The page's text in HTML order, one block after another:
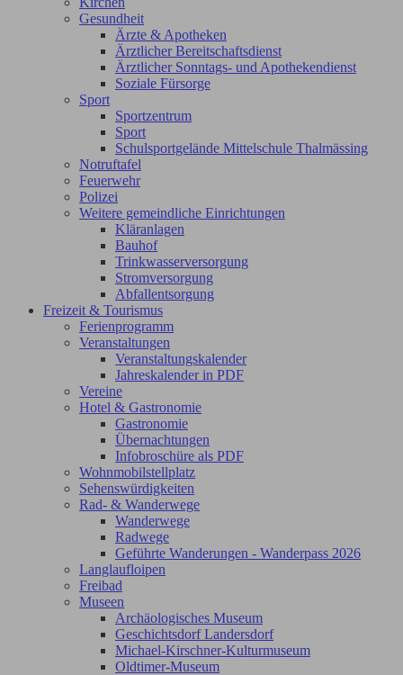
Gesundheit
Ärzte & Apotheken
Ärztlicher Bereitschaftsdienst
Ärztlicher Sonntags- und Apothekendienst
Soziale Fürsorge
Sport
Sportzentrum
Sport
Schulsportgelände Mittelschule Thalmässing
Notruftafel
Feuerwehr
Polizei
Weitere gemeindliche Einrichtungen
Kläranlagen
Bauhof
Trinkwasserversorgung
Stromversorgung
Abfallentsorgung
Freizeit & Tourismus
Ferienprogramm
Veranstaltungen
Veranstaltungskalender
Jahreskalender in PDF
Vereine
Hotel & Gastronomie
Gastronomie
Übernachtungen
Infobroschüre als PDF
Wohnmobilstellplatz
Sehenswürdigkeiten
Rad- & Wanderwege
Wanderwege
Radwege
Geführte Wanderungen - Wanderpass 2026
Langlaufloipen
Freibad
Museen
Archäologisches Museum
Geschichtsdorf Landersdorf
Michael-Kirschner-Kulturmuseum
Oldtimer-Museum